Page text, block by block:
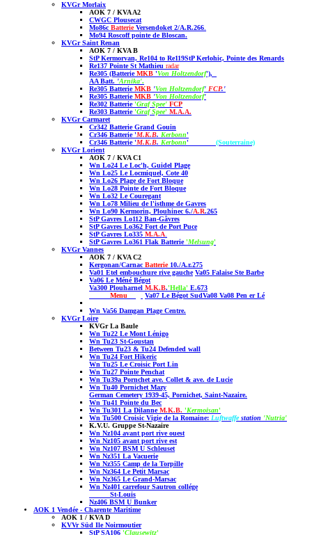
KVGr Morlaix
AOK 7 / KVA A2
CWGC Plousecat
Mo86c Batterie Versendoket 2/A.R.266
Mo94 Roscoffpointe de Bloscan.
KVGr Saint Renan
AOK 7 / KVA B
StP Kermorvan, Re104 to Re119StP Kerlohic, Pointe des Renards
Re137 Pointe St Mathieu radar
Re305 (BatterieMKB 'Von Holtzendorf'),
AA Batt. 'Arnika'.
Re305 BatterieMKB 'Von Holtzendorf' FCP.'
Re305 BatterieMKB 'Von Holtzendorf'
Re302 Batterie'Graf Spee' FCP
Re303 Batterie'Graf Spee' M.A.A.
KVGr Carmaret
Cr342 Batterie Grand Gouin
Cr346 Batterie 'M.K.B. Kerbonn'
Cr346 Batterie 'M.K.B. Kerbonn'
(Souterraine)
KVGr Lorient
AOK 7 / KVA C1
Wn Lo24 Le Loc'h, Guidel Plage
Wn Lo25 Le Locmiquel, Cote 40
Wn Lo26 Plage de Fort Bloque
Wn Lo28 Pointe de Fort Bloque
Wn Lo32 Le Couregant
Wn Lo78 Milieu de l'isthme de Gavres
Wn Lo90 Kermorin, Plouhinec 6./A.R.265
StP Gavres Lo112 Ban-Gâvres
StP Gavres Lo362 Fort de Port Puce
StP Gavres Lo335 M.A.A
StP Gavres Lo361 Flak Batterie'Melsung'
KVGr Vannes
AOK 7 / KVA C2
Kergonan/Carnac Batterie10./A.r.275
Va01 Etel embouchure rive gauche Va05 Falaise Ste Barbe
Va06 Le Méné Bégot
Va300 Plouharnel M.K.B.'Hella' E.673
Menu
Va07 Le Bégot SudVa08 Va08 Pen er Lé
Wn Va56 Damgan Plage Centre.
KVGr Loire
KVGr La Baule
Wn Tu22 Le Mont Lénigo
Wn Tu23 St-Goustan
Between Tu23 & Tu24 Defended wall
Wn Tu24 Fort Hikeric
Wn Tu25 Le Croisic Port Lin
Wn Tu27 Pointe Penchat
Wn Tu39a Pornchet ave. Collet & ave. de Lucie
Wn Tu40 Pornichet Mazy
German Cemetery 1939-45, Pornichet, Saint-Nazaire.
Wn Tu41 Pointe du Bec
Wn Tu301 La DilanneM.K.B. 'Kermoisan'
Wn Tu500 Croisic Vigie de la Romaine: Luftwaffestation 'Nutria'
K.V.U. Gruppe St-Nazaire
Wn Nz104 avant port rive ouest
Wn Nz105 avant port rive est
Wn Nz107 BSM U Schleuset
Wn Nz351 La Vacuerie
Wn Nz355 Camp de la Torpille
Wn Nz364 Le Petit Marsac
Wn Nz365 Le Grand-Marsac
Wn Nz401 carrefour Sautron collége
St-Louis
Nz406 BSM U Bunker
AOK 1 Vendée - Charente Maritime
AOK 1 / KVA D
KVVr Süd Ile Noirmoutier
StP SA106 'Clausewitz'